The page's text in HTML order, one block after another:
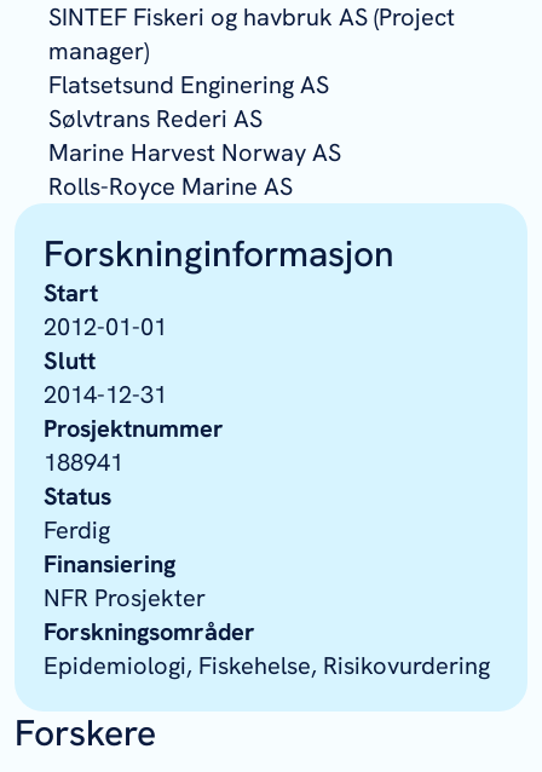
SINTEF Fiskeri og havbruk AS (Project
manager)
Flatsetsund Enginering AS
Sølvtrans Rederi AS
Marine Harvest Norway AS
Rolls-Royce Marine AS
Forskninginformasjon
Start
2012-01-01
Slutt
2014-12-31
Prosjektnummer
188941
Status
Ferdig
Finansiering
NFR Prosjekter
Forskningsområder
Epidemiologi, Fiskehelse, Risikovurdering
Forskere